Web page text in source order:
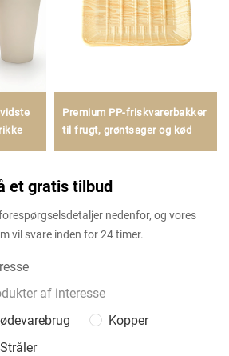
Premium PP-friskvarerbakker
til frugt, grøntsager og kød
et gratis tilbud
nedenfor, og vores
vil svare inden for 24 timer.
af interesse
Kopper
Stråler